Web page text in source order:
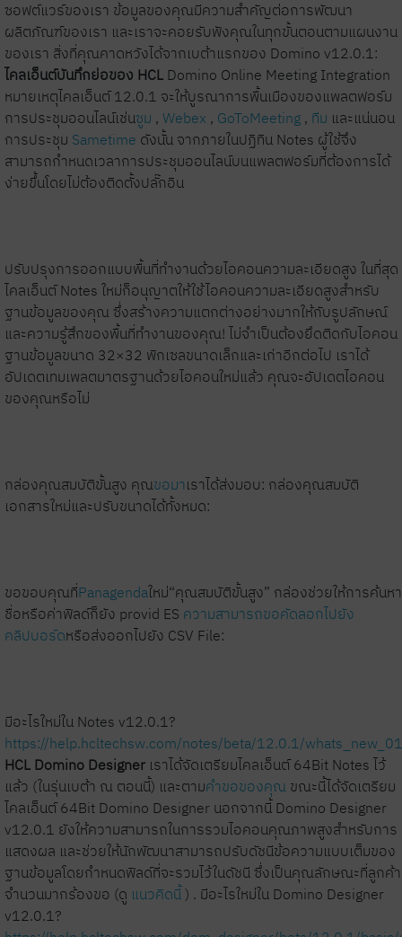
ซอฟต์แวร์ของเรา ข้อมูลของคุณมีความสำคัญต่อการพัฒนา
ผลิตภัณฑ์ของเรา และเราจะคอยรับฟังคุณในทุกขั้นตอนตามแผนงาน
ของเรา สิ่งที่คุณคาดหวังได้จากเบต้าแรกของ Domino v12.0.1:
ไคลเอ็นต์บันทึกย่อของ HCL Domino Online Meeting Integration
หมายเหตุไคลเอ็นต์ 12.0.1 จะให้บูรณาการพื้นเมืองของแพลตฟอร์ม
การประชุมออนไลน์เช่นซูม , Webex , GoToMeeting , ทีม และแน่นอน
การประชุม Sametime ดังนั้น จากภายในปฏิทิน Notes ผู้ใช้จึง
สามารถกำหนดเวลาการประชุมออนไลน์บนแพลตฟอร์มที่ต้องการได้
ง่ายขึ้นโดยไม่ต้องติดตั้งปลั๊กอิน
ปรับปรุงการออกแบบพื้นที่ทำงานด้วยไอคอนความละเอียดสูง ในที่สุด
ไคลเอ็นต์ Notes ใหม่ก็อนุญาตให้ใช้ไอคอนความละเอียดสูงสำหรับ
ฐานข้อมูลของคุณ ซึ่งสร้างความแตกต่างอย่างมากให้กับรูปลักษณ์
และความรู้สึกของพื้นที่ทำงานของคุณ! ไม่จำเป็นต้องยึดติดกับไอคอน
ฐานข้อมูลขนาด 32×32 พิกเซลขนาดเล็กและเก่าอีกต่อไป เราได้
อัปเดตเทมเพลตมาตรฐานด้วยไอคอนใหม่แล้ว คุณจะอัปเดตไอคอน
ของคุณหรือไม่
กล่องคุณสมบัติขั้นสูง คุณขอมา เราได้ส่งมอบ: กล่องคุณสมบัติ
เอกสารใหม่และปรับขนาดได้ทั้งหมด:
ขอขอบคุณที่Panagendaใหม่“คุณสมบัติขั้นสูง” กล่องช่วยให้การค้นหา
ชื่อหรือค่าฟิลด์ก็ยัง provid ES ความสามารถขอคัดลอกไปยัง
คลิปบอร์ดหรือส่งออกไปยัง CSV File:
มีอะไรใหม่ใน Notes v12.0.1?
https://help.hcltechsw.com/notes/beta/12.0.1/
HCL Domino Designer เราได้จัดเตรียมไคลเอ็นต์ 64Bit Notes ไว้
แล้ว (ในรุ่นเบต้า ณ ตอนนี้) และตามคำขอของคุณ ขณะนี้ได้จัดเตรียม
ไคลเอ็นต์ 64Bit Domino Designer นอกจากนี้ Domino Designer
v12.0.1 ยังให้ความสามารถในการรวมไอคอนคุณภาพสูงสำหรับการ
แสดงผล และช่วยให้นักพัฒนาสามารถปรับดัชนีข้อความแบบเต็มของ
ฐานข้อมูลโดยกำหนดฟิลด์ที่จะรวมไว้ในดัชนี ซึ่งเป็นคุณลักษณะที่ลูกค้า
จำนวนมากร้องขอ (ดู แนวคิดนี้ ) . มีอะไรใหม่ใน Domino Designer
v12.0.1?